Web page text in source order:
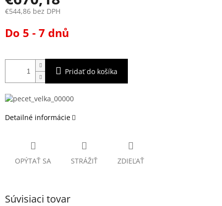
€544,86 bez DPH
cena:
Do 5 - 7 dnů
Pridať do košíka
Detailné informácie
OPÝTAŤ SA STRÁŽIŤ ZDIEĽAŤ
Súvisiaci tovar